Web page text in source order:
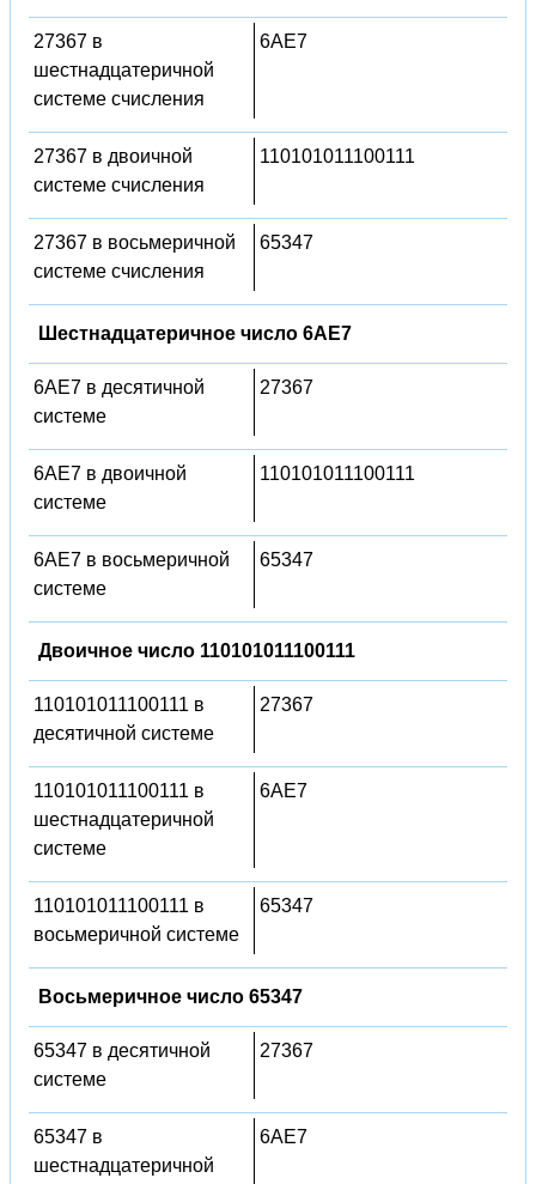
27367 в
шестнадцатеричной
системе счисления
6AE7
27367 в двоичной
системе счисления
110101011100111
27367 в восьмеричной
системе счисления
65347
Шестнадцатеричное число 6AE7
6AE7 в десятичной
системе
27367
6AE7 в двоичной
системе
110101011100111
6AE7 в восьмеричной
системе
65347
Двоичное число 110101011100111
110101011100111 в
десятичной системе
27367
110101011100111 в
шестнадцатеричной
системе
6AE7
110101011100111 в
восьмеричной системе
65347
Восьмеричное число 65347
65347 в десятичной
системе
27367
65347 в
шестнадцатеричной
6AE7